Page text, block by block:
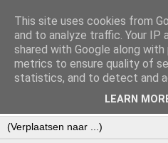
This site uses cookies from
and to analyze traffic. Your IP
shared with Google along
metrics to ensure quality of
statistics, and to detect and
LEARN